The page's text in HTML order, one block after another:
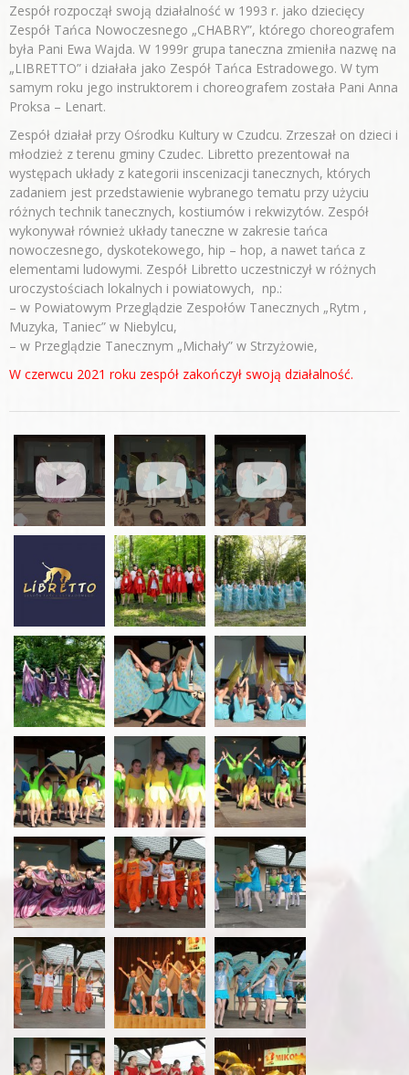
Zespół rozpoczął swoją działalność w 1993 r. jako dziecięcy
Zespół Tańca Nowoczesnego „CHABRY”, którego choreografem
była Pani Ewa Wajda. W 1999r grupa taneczna zmieniła nazwę na
„LIBRETTO” i działała jako Zespół Tańca Estradowego. W tym
samym roku jego instruktorem i choreografem została Pani Anna
Proksa – Lenart.
Zespół działał przy Ośrodku Kultury w Czudcu. Zrzeszał on dzieci i
młodzież z terenu gminy Czudec. Libretto prezentował na
występach układy z kategorii inscenizacji tanecznych, których
zadaniem jest przedstawienie wybranego tematu przy użyciu
różnych technik tanecznych, kostiumów i rekwizytów. Zespół
wykonywał również układy taneczne w zakresie tańca
nowoczesnego, dyskotekowego, hip – hop, a nawet tańca z
elementami ludowymi. Zespół Libretto uczestniczył w różnych
uroczystościach lokalnych i powiatowych, np.:
– w Powiatowym Przeglądzie Zespołów Tanecznych „Rytm ,
Muzyka, Taniec” w Niebylcu,
– w Przeglądzie Tanecznym „Michały” w Strzyżowie,
W czerwcu 2021 roku zespół zakończył swoją działalność.